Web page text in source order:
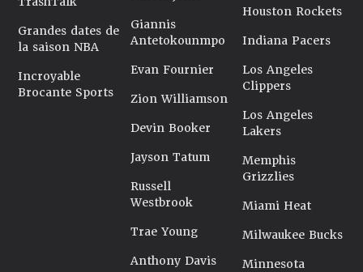
Grandes dates de
la saison NBA
Incroyable
Brocante Sports
Giannis
Antetokounmpo
Evan Fournier
Zion Williamson
Devin Booker
Jayson Tatum
Russell
Westbrook
Trae Young
Anthony Davis
Houston Rockets
Indiana Pacers
Los Angeles
Clippers
Los Angeles
Lakers
Memphis
Grizzlies
Miami Heat
Milwaukee Bucks
Minnesota